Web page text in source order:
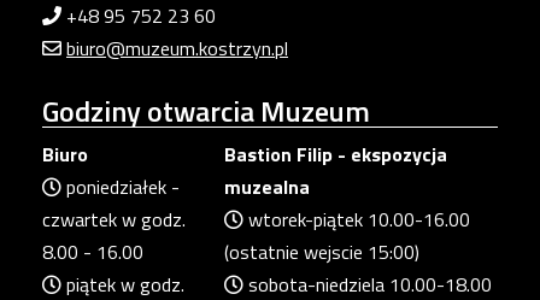
+48 95 752 23 60
biuro@muzeum.kostrzyn.pl
Godzinyotwarcia Muzeum
Biuro
poniedziałek -
czwartek w godz.
8.00 - 16.00
piątek w godz.
Bastion Filip - ekspozycja
muzealna
wtorek-piątek 10.00-16.00
(ostatnie wejscie 15:00)
sobota-niedziela 10.00-18.00